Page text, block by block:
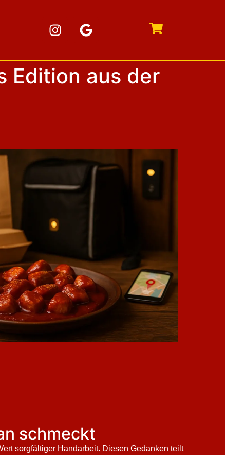
Edition aus der
schmeckt
sorgfältiger Handarbeit. Diesen Gedanken teilt